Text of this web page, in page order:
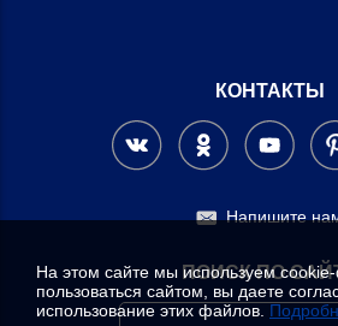
КОНТАКТЫ
Напишите
ПОИСК ПО
На этом сайте мы используем
пользоваться сайтом, вы даете
использование этих файлов.